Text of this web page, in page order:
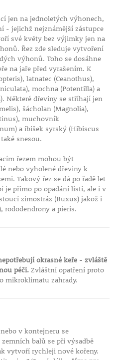
jen na jednoletých výhonech,
- jejichž nejznámější zástupce
své květy bez výjimky jen na
Řez zde sleduje vytvoření
výhonů. Toho se dosáhne
na jaře před vyrašením. K
latnatec (Ceanothus),
mochna (Potentilla) a
Některé dřeviny se stříhají jen
šácholan (Magnolia),
muchovník
a ibišek syrský (Hibiscus
snesou.
řezem mohou být
nebo vyholené dřeviny k
Takový řez se dá po řadě let
je přímo po opadání listí, ale i v
zimostráz (Buxus) jakož i
rododendrony a pieris.
okrasné keře - zvláště
péči.Zvláštní opatření proto
mikroklimatu zahrady.
v kontejneru se
balů se při výsadbě
vytvoří rychleji nové kořeny.